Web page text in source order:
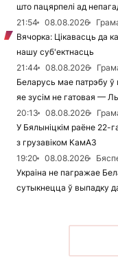
што пацярпелі ад
21:54
08.08.2026
Вячорка: Цікавасць да
нашу суб'ектнасць
21:44
08.08.2026
Беларусь мае патрэбу ў
яе зусім не гатовая —
20:13
08.08.2026
У Бялыніцкім раёне 22-
з грузавіком КамАЗ
19:20
08.08.2026
Украіна не пагражае
сутыкнецца ў выпадку